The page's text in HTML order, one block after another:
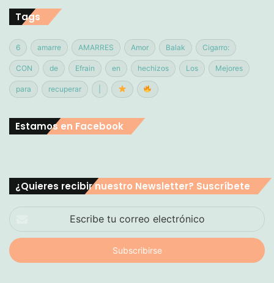
Tags
6 amarre AMARRES Amor Balak Cigarro:
CON de Efrain en hechizos Los Mejores
para recuperar
Estamos en Facebook
¿Quieres recibir nuestro Newsletter? Suscríbete
correo
electrónico